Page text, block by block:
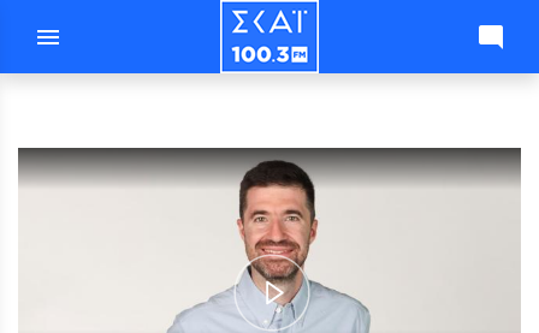
menu mode_comment